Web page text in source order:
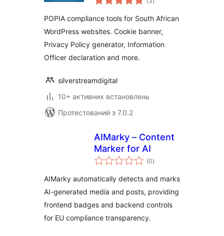
рейтинг
POPIA compliance tools for South African
WordPress websites. Cookie banner,
Privacy Policy generator, Information
Officer declaration and more.
silverstreamdigital
10+ активних встановлень
Протестований з 7.0.2
AIMarky – Content
Marker for AI
(0загальний
рейтинг
)
AIMarky automatically detects and marks
AI-generated media and posts, providing
frontend badges and backend controls
for EU compliance transparency.